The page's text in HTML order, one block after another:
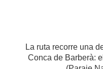
La ruta recorre una
Conca de Barberà: